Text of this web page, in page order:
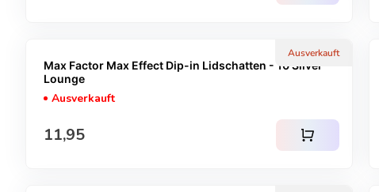
Ausverkauft
Max Factor Max Effect Dip-in Lidschatten - 10 Silver
Lounge
Ausverkauft
Regulärer Preis
11,95 shopping_cart